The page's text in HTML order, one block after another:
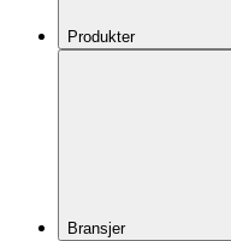
Produkter
Bransjer